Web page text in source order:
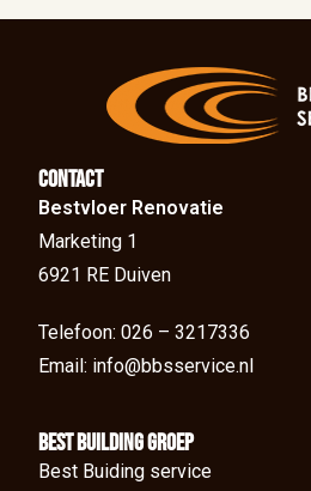
Contact
Bestvloer Renovatie
Marketing 1
6921 RE Duiven
Telefoon: 026 – 3217336
Email: info@bbsservice.nl
BEst Building groep
Best Buiding service